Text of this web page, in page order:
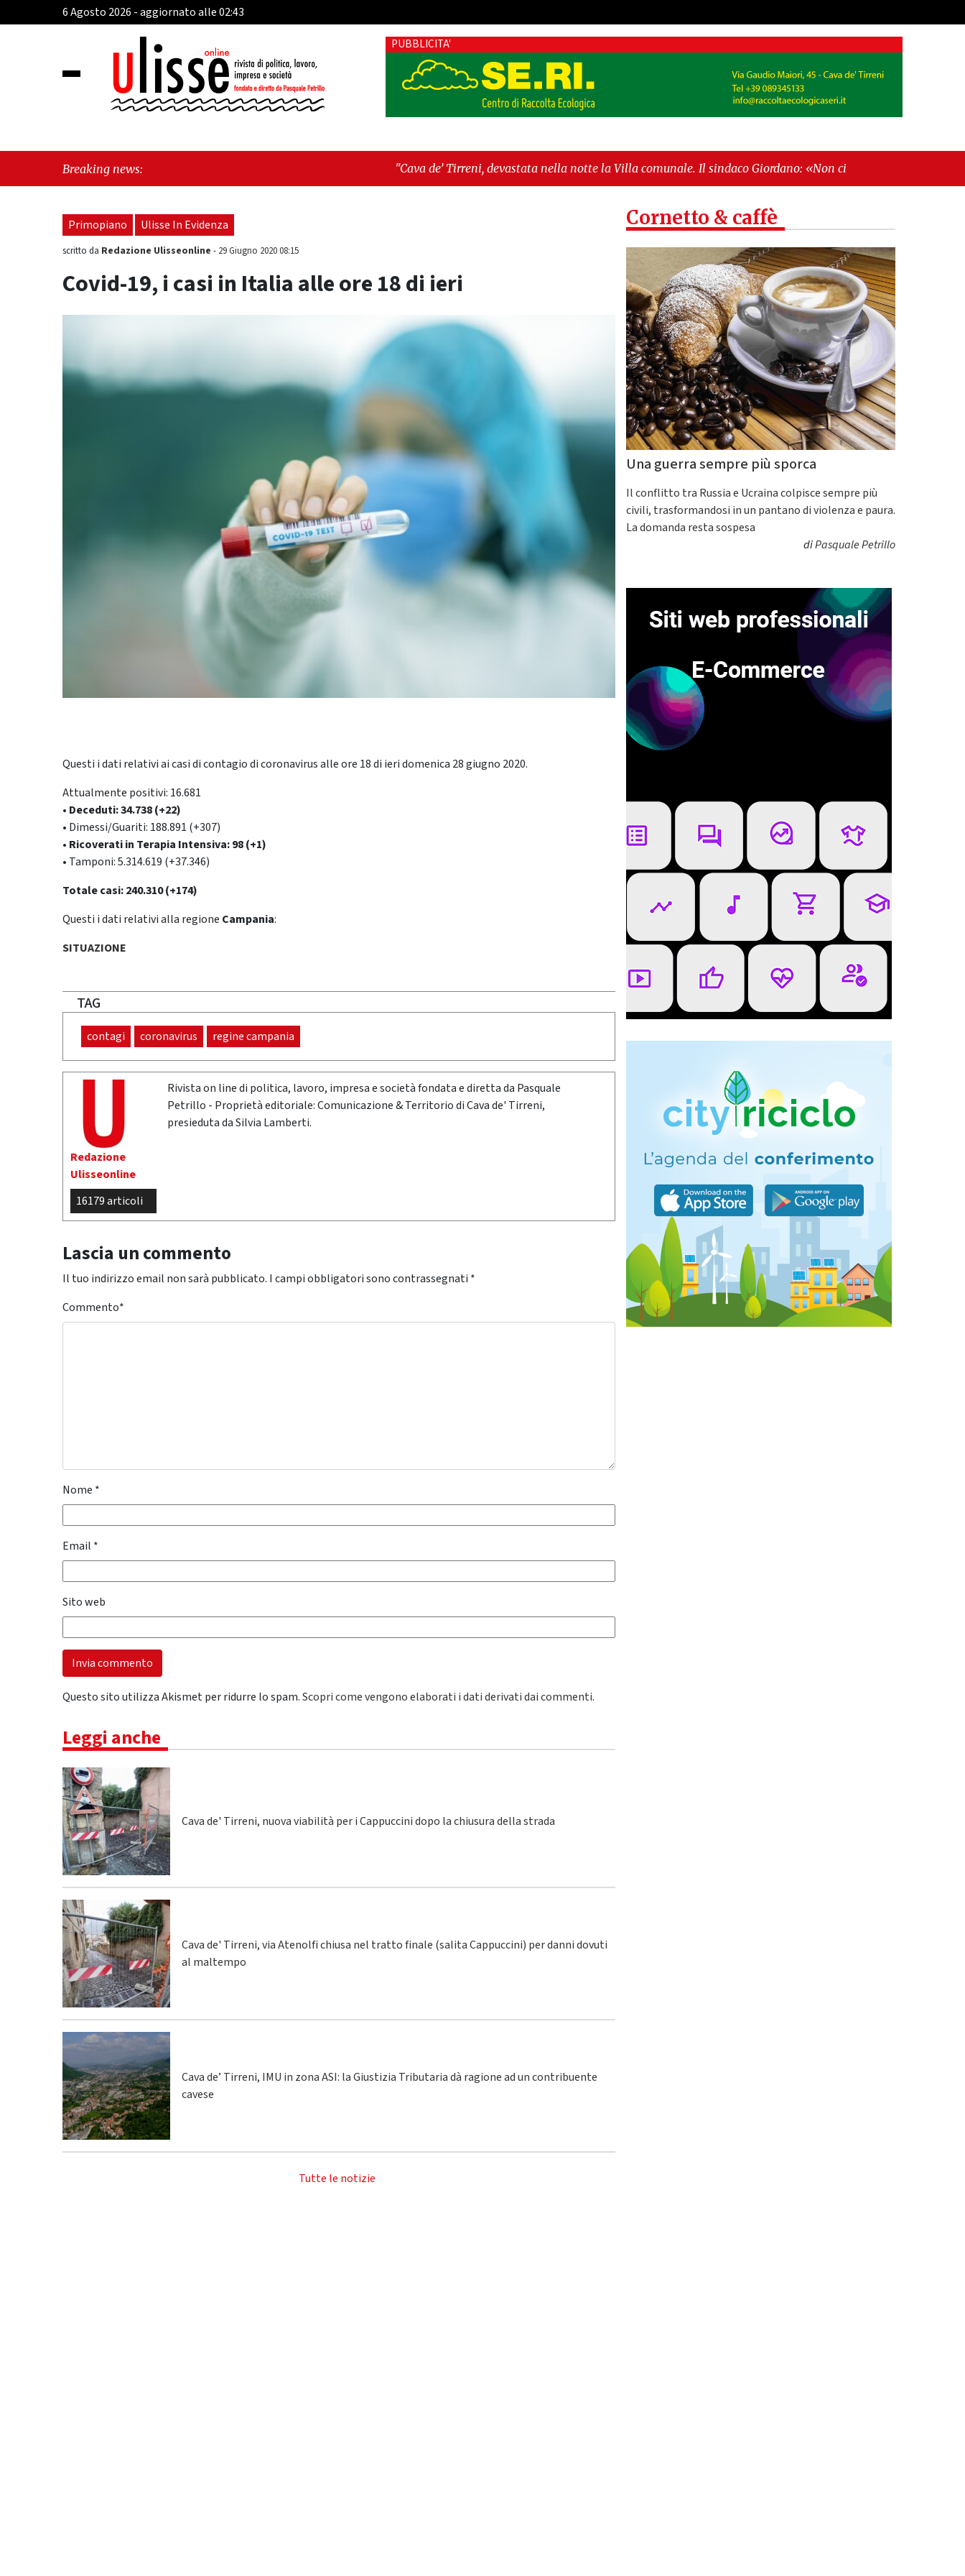
6 Agosto 2026 - aggiornato alle 02:43
PUBBLICITA'
Breaking news: "Cava de’ Tirreni, devastata nella notte la Villa comunale. Il sindaco Giordano: «Non ci fermeremo»" -"Italia sospesa
tra identità, fragilità sociali e pressioni economiche"
Primopiano Ulisse In Evidenza
scritto da Redazione Ulisseonline - 29 Giugno 2020 08:15
Covid-19, i casi in Italia alle ore 18 di ieri
Questi i dati relativi ai casi di contagio di coronavirus alle ore 18 di ieri domenica 28 giugno 2020.
Attualmente positivi: 16.681
• Deceduti: 34.738 (+22)
• Dimessi/Guariti: 188.891 (+307)
• Ricoverati in Terapia Intensiva: 98 (+1)
• Tamponi: 5.314.619 (+37.346)
Totale casi: 240.310 (+174)
Questi i dati relativi alla regione Campania:
SITUAZIONE
TAG
contagi coronavirus regine campania
Redazione
Ulisseonline
16179 articoli
Rivista on line di politica, lavoro, impresa e società fondata e diretta da Pasquale
Petrillo - Proprietà editoriale: Comunicazione & Territorio di Cava de' Tirreni,
presieduta da Silvia Lamberti.
Lascia un commento
Il tuo indirizzo email non sarà pubblicato. I campi obbligatori sono contrassegnati *
Commento*
Nome *
Email *
Sito web
Questo sito utilizza Akismet per ridurre lo spam.Scopri come vengono elaborati i dati derivati dai commenti.
Leggi anche
Cava de' Tirreni, nuova viabilità per i Cappuccini dopo la chiusura della strada
Cava de' Tirreni, via Atenolfi chiusa nel tratto finale (salita Cappuccini) per danni dovuti
al maltempo
Cava de’ Tirreni, IMU in zona ASI: la Giustizia Tributaria dà ragione ad un contribuente
cavese
Tutte le notizie
Cornetto & caffè
Una guerra sempre più sporca
Il conflitto tra Russia e Ucraina colpisce sempre più
civili, trasformandosi in un pantano di violenza e paura.
La domanda resta sospesa
diPasquale Petrillo